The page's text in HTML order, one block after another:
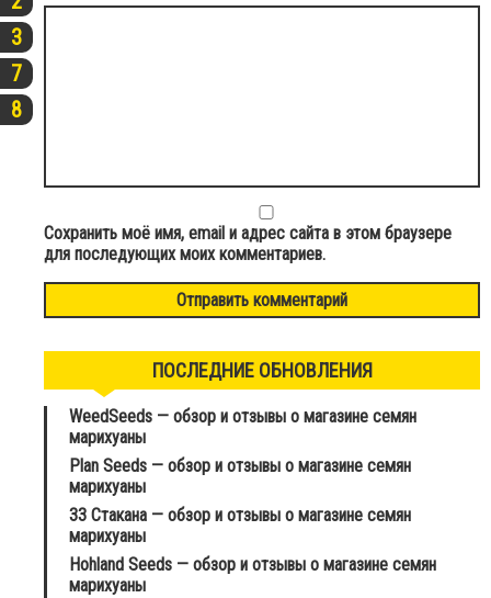
3
7
8
Сохранить моё имя, email и адрес сайта в этом браузере
для последующих моих комментариев.
ПОСЛЕДНИЕ ОБНОВЛЕНИЯ
WeedSeeds — обзор и отзывы о магазине семян
марихуаны
Plan Seeds — обзор и отзывы о магазине семян
марихуаны
33 Стакана — обзор и отзывы о магазине семян
марихуаны
Hohland Seeds — обзор и отзывы о магазине семян
марихуаны